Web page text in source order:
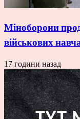
Міноборони
військових
17 години назад